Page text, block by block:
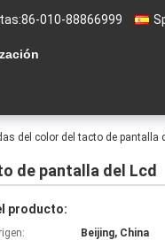
86-010-88866999
del color del tacto de pantalla
de pantalla del Lcd
producto:
Beijing, China